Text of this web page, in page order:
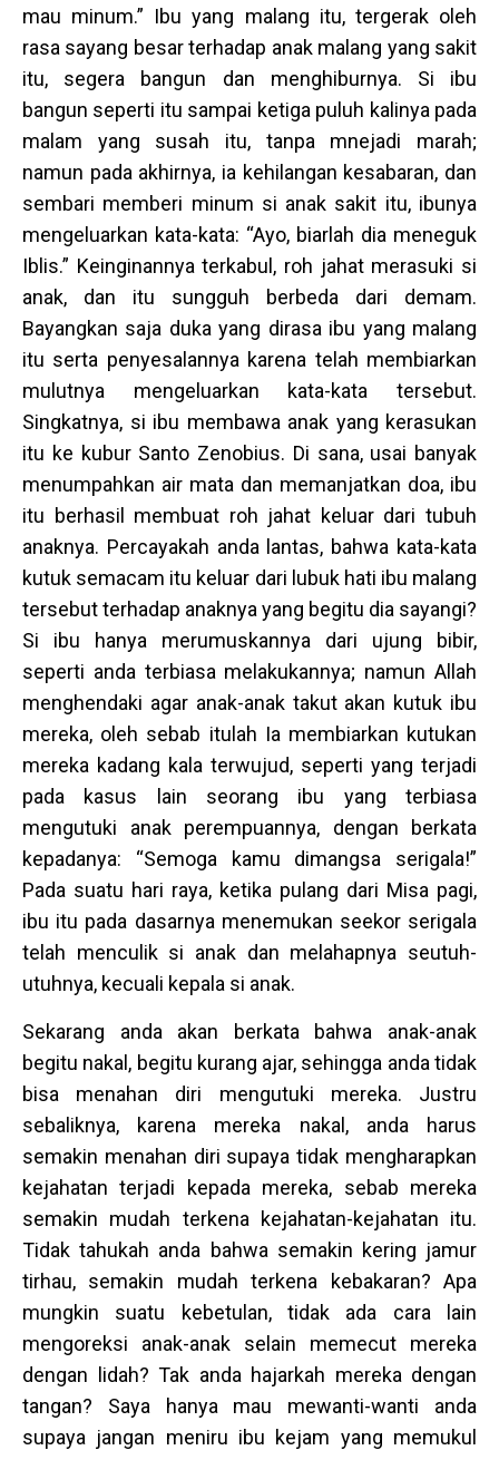
mau minum.” Ibu yang malang itu, tergerak oleh
rasa sayang besar terhadap anak malang yang sakit
itu, segera bangun dan menghiburnya. Si ibu
bangun seperti itu sampai ketiga puluh kalinya pada
malam yang susah itu, tanpa mnejadi marah;
namun pada akhirnya, ia kehilangan kesabaran, dan
sembari memberi minum si anak sakit itu, ibunya
mengeluarkan kata-kata: “Ayo, biarlah dia meneguk
Iblis.” Keinginannya terkabul, roh jahat merasuki si
anak, dan itu sungguh berbeda dari demam.
Bayangkan saja duka yang dirasa ibu yang malang
itu serta penyesalannya karena telah membiarkan
mulutnya mengeluarkan kata-kata tersebut.
Singkatnya, si ibu membawa anak yang kerasukan
itu ke kubur Santo Zenobius. Di sana, usai banyak
menumpahkan air mata dan memanjatkan doa, ibu
itu berhasil membuat roh jahat keluar dari tubuh
anaknya. Percayakah anda lantas, bahwa kata-kata
kutuk semacam itu keluar dari lubuk hati ibu malang
tersebut terhadap anaknya yang begitu dia sayangi?
Si ibu hanya merumuskannya dari ujung bibir,
seperti anda terbiasa melakukannya; namun Allah
menghendaki agar anak-anak takut akan kutuk ibu
mereka, oleh sebab itulah Ia membiarkan kutukan
mereka kadang kala terwujud, seperti yang terjadi
pada kasus lain seorang ibu yang terbiasa
mengutuki anak perempuannya, dengan berkata
kepadanya: “Semoga kamu dimangsa serigala!”
Pada suatu hari raya, ketika pulang dari Misa pagi,
ibu itu pada dasarnya menemukan seekor serigala
telah menculik si anak dan melahapnya seutuh-
utuhnya, kecuali kepala si anak.
Sekarang anda akan berkata bahwa anak-anak
begitu nakal, begitu kurang ajar, sehingga anda tidak
bisa menahan diri mengutuki mereka. Justru
sebaliknya, karena mereka nakal, anda harus
semakin menahan diri supaya tidak mengharapkan
kejahatan terjadi kepada mereka, sebab mereka
semakin mudah terkena kejahatan-kejahatan itu.
Tidak tahukah anda bahwa semakin kering jamur
tirhau, semakin mudah terkena kebakaran? Apa
mungkin suatu kebetulan, tidak ada cara lain
mengoreksi anak-anak selain memecut mereka
dengan lidah? Tak anda hajarkah mereka dengan
tangan? Saya hanya mau mewanti-wanti anda
supaya jangan meniru ibu kejam yang memukul